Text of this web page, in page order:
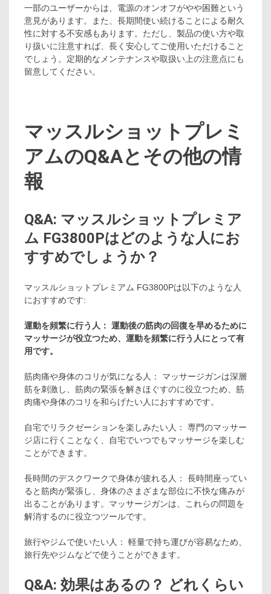
一部のユーザーからは、電源のオンオフがやや困難という
意見があります。また、長期間使い続けることによる耐久
性に対する不安感もあります。ただし、製品の使い方や取
り扱いに注意すれば、長く安心してご使用いただけること
でしょう。定期的なメンテナンスや取扱い上の注意点にも
留意してください。
マッスルショットプレミ
アムのQ&Aとその他の情
報
Q&A: マッスルショットプレミア
ム FG3800Pはどのような人にお
すすめでしょうか？
マッスルショットプレミアム FG3800Pは以下のような人
におすすめです:
運動を頻繁に行う人： 運動後の筋肉の回復を早めるために
マッサージが役立つため、運動を頻繁に行う人にとって有
用です。
筋肉痛や身体のコリが気になる人： マッサージガンは深層
筋を刺激し、筋肉の緊張を解きほぐすのに役立つため、筋
肉痛や身体のコリを和らげたい人におすすめです。
自宅でリラクゼーションを楽しみたい人： 専門のマッサー
ジ店に行くことなく、自宅でいつでもマッサージを楽しむ
ことができます。
長時間のデスクワークで身体が疲れる人： 長時間座ってい
ると筋肉が緊張し、身体のさまざまな部位に不快な痛みが
出ることがあります。マッサージガンは、これらの問題を
解消するのに役立つツールです。
旅行やジムで使いたい人： 軽量で持ち運びが容易なため、
旅行先やジムなどで使うことができます。
Q&A: 効果はあるの？ どれくらい